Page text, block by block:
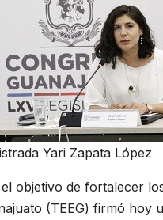
Yari Zapata López
objetivo de fortalecer
(TEEG) firmó hoy